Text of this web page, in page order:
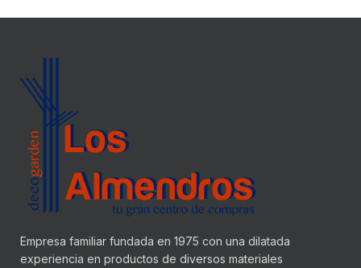
Empresa familiar fundada en 1975 con una dilatada
experiencia en productos de diversos materiales